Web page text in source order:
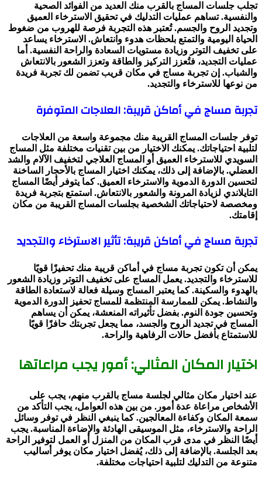
تجلب جلسات المساج بالقرب منك العديد من الفوائد الصحية
والنفسية. تساهم عمليات التدليك في تحقيق الاسترخاء العميق
وتجديد الروح والجسم. تُعتبر هذه التجربة فرصة للهروب من ضغوط
الحياة اليومية والتمتع بلحظات هدوء وانتعاش. الاسترخاء يساعد
على تخفيف التوتر وزيادة مستويات السعادة والراحة النفسية. أما
عمليات التجديد، فتُعزز التركيز والطاقة وتعزز الشعور بالانتعاش
والشباب. إن تجربة مساج في مكان قريب تضمن لك تجربة فريدة
من نوعها للاسترخاء والتجديد.
تجربة مساج في أماكن قريبة: العلاجات المتوفرة
توفر جلسات المساج القريبة منك مجموعة واسعة من العلاجات
لتلبية احتياجاتك. يمكنك الاختيار من بين تقنيات مختلفة مثل المساج
السويدي للاسترخاء العميق أو المساج العلاجي لتخفيف الآلام والشد
العضلي. بالإضافة إلى ذلك، يمكنك اختيار المساج بالأحجار الساخنة
لتحسين الدورة الدموية والاسترخاء العميق. كما يتوفر أيضًا المساج
التايلاندي لزيادة المرونة والشعور بالانتعاش. استمتع بتجربة فريدة
ومخصصة لاحتياجاتك الشخصية بجلسات المساج القريبة من مكان
إقامتك.
تجربة مساج في أماكن قريبة: تأثير الاسترخاء والتجديد
يمكن أن تكون تجربة مساج في أماكن قريبة منك تحفيزًا قويًا
للاسترخاء والتجديد. يعمل المساج على تخفيف التوتر وزيادة الشعور
بالهدوء والسكينة. كما يعتبر المساج وسيلة فعالة لاستعادة الطاقة
والنشاط. يمكن للممارسة المنتظمة للمساج تحفيز الدورة الدموية
وتحسين جودة النوم. بفضل تأثيراته المنعشة، يمكن أن يساهم
المساج في تجديد الروح والجسد، مما يجعل تجربتك حافزًا قويًا
للاستمتاع بأفضل حالات الرفاهية والراحة.
اختيار المكان المثالي: أمور يجب مراعاتها
عند اختيار مكان مثالي لجلسة مساج بالقرب منهم، يجب على
الأشخاص مراعاة عدة أمور. من بين هذه العوامل، يجب التأكد من
سمعة المكان وكفاءة المعالجين. كما ينبغي النظر في توفر وسائل
الراحة والاسترخاء، مثل الموسيقى الهادئة والإضاءة المناسبة. يجب
أيضًا النظر في مدى قرب المكان من المنزل أو العمل لتوفير الراحة
بعد الجلسة. بالإضافة إلى ذلك، يُفضل اختيار مكان يوفر أساليب
متنوعة من التدليك لتلبية احتياجات مختلفة.